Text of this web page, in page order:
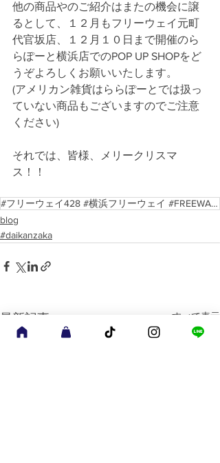
他の商品やのご紹介はまたの機会に譲
るとして、１２月もフリーウェイ元町
代官坂店、１２月１０日まで開催のら
らぽーと横浜店でのPOP UP SHOPをど
うぞよろしくお願いいたします。
(アメリカン雑貨はららぽーとでは扱っ
ていない商品もございますのでご注意
ください)
それでは、皆様、メリークリスマ
ス！！
#フリーウェイ428 #横浜フリーウェイ #FREEWAY428 #YOKOHAMA FREEWAY #横浜元町 #クリスマス #American life shop
blog
#daikanzaka
最新記事 すべて表示